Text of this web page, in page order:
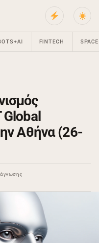
FINTECH SPACE
Global
Αθήνα (26-